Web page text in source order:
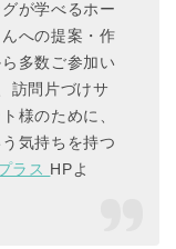
が学べるホー
への提案・作
多数ご参加い
訪問片づけサ
様のために、
気持ちを持つ
ラス HPよ